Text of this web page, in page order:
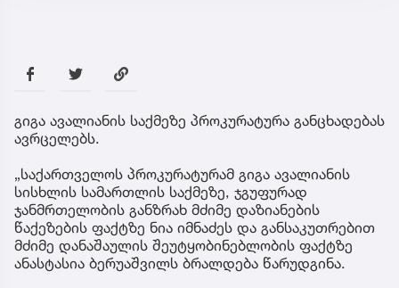
გიგა ავალიანის საქმეზე პროკურატურა განცხადებას
ავრცელებს.
„საქართველოს პროკურატურამ გიგა ავალიანის
სისხლის სამართლის საქმეზე, ჯგუფურად
ჯანმრთელობის განზრახ მძიმე დაზიანების
წაქეზების ფაქტზე ნია იმნაძეს და განსაკუთრებით
მძიმე დანაშაულის შეუტყობინებლობის ფაქტზე
ანასტასია ბერუაშვილს ბრალდება წარუდგინა.